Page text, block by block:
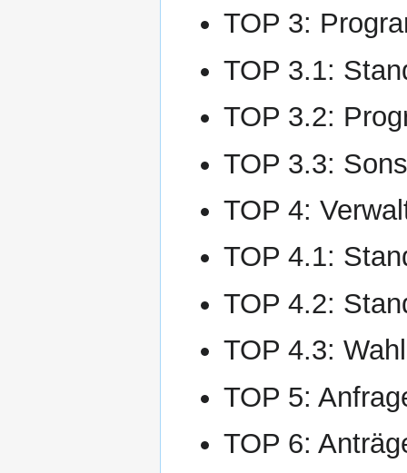
TOP 3:
TOP 3.1:
TOP 3.2:
TOP 3.3:
TOP 4:
TOP 4.1:
TOP 4.2:
TOP 4.3:
TOP 5:
TOP 6: